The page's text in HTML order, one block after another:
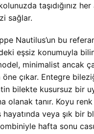
taşıdığınız her
sağlar.
Nautilus’un bu
eşsiz konumuyla
minimalist ancak
öne çıkar. Entegre
bilekte kusursuz bir
olanak tanır. Koyu
veya şık bir
hafta sonu